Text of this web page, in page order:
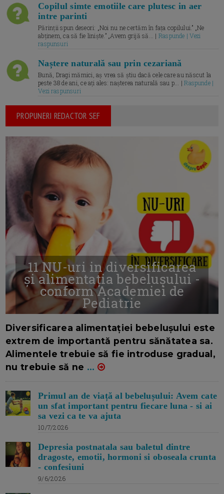
Copilul simte emotiile care plutesc in aer
intre parinti
Părinții spun deseori: „Noi nu ne certăm în fața copilului.” „Ne
abținem, ca să fie liniște.” „Avem grijă să... | Raspunde | Vezi
raspunsuri
Naștere naturală sau prin cezariană
Bună, Dragi mămici, aș vrea să știu dacă cele care au născut la
peste 38 de ani, ce ați ales: nașterea naturală sau p... |Raspunde |
Vezi raspunsuri
PROPUNERI REDACTOR SEF
11 NU-uri in diversificarea
și alimentația bebelușului -
conform Academiei de
Pediatrie
Diversificarea alimentației bebelușului este
extrem de importantă pentru sănătatea sa.
Alimentele trebuie să fie introduse gradual,
nu trebuie să ne ...
Primul an de viață al bebelușului: Avem cate
un sfat important pentru fiecare luna - si ai
sa vezi ca te va ajuta
10/7/2026
Depresia postnatala sau baletul dintre
dragoste, emotii, hormoni si oboseala crunta
- confesiuni
9/6/2026